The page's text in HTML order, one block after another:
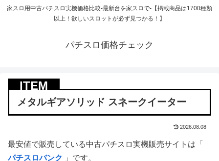
家スロ用中古パチスロ実機価格比較-最新台を家スロで-【掲載商品は1700種類
以上！欲しいスロットが必ず見つかる！】
パチスロ価格チェック
メタルギアソリッド スネークイーター
2026.08.08
最安値で販売している中古パチスロ実機販売サイトは「
パチスロバンク
」です。